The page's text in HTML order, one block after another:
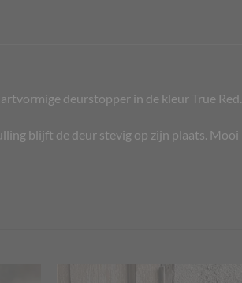
deurstopper in de kleur True Red.
blijft de deur stevig op zijn plaats. Mooi